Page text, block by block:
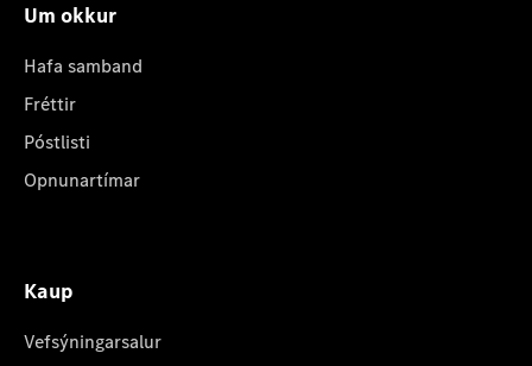
Um okkur
Hafa samband
Fréttir
Póstlisti
Opnunartímar
Kaup
Vefsýningarsalur